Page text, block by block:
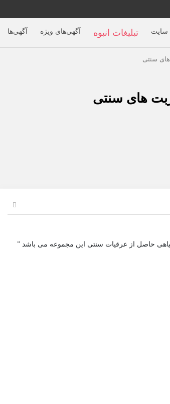
سایت تبلیغات انبوه آگهی‌های ویژه آگهی‌ها
سنتی
های سنتی
حاصل از عرقیات سنتی این مجموعه می باشد ”